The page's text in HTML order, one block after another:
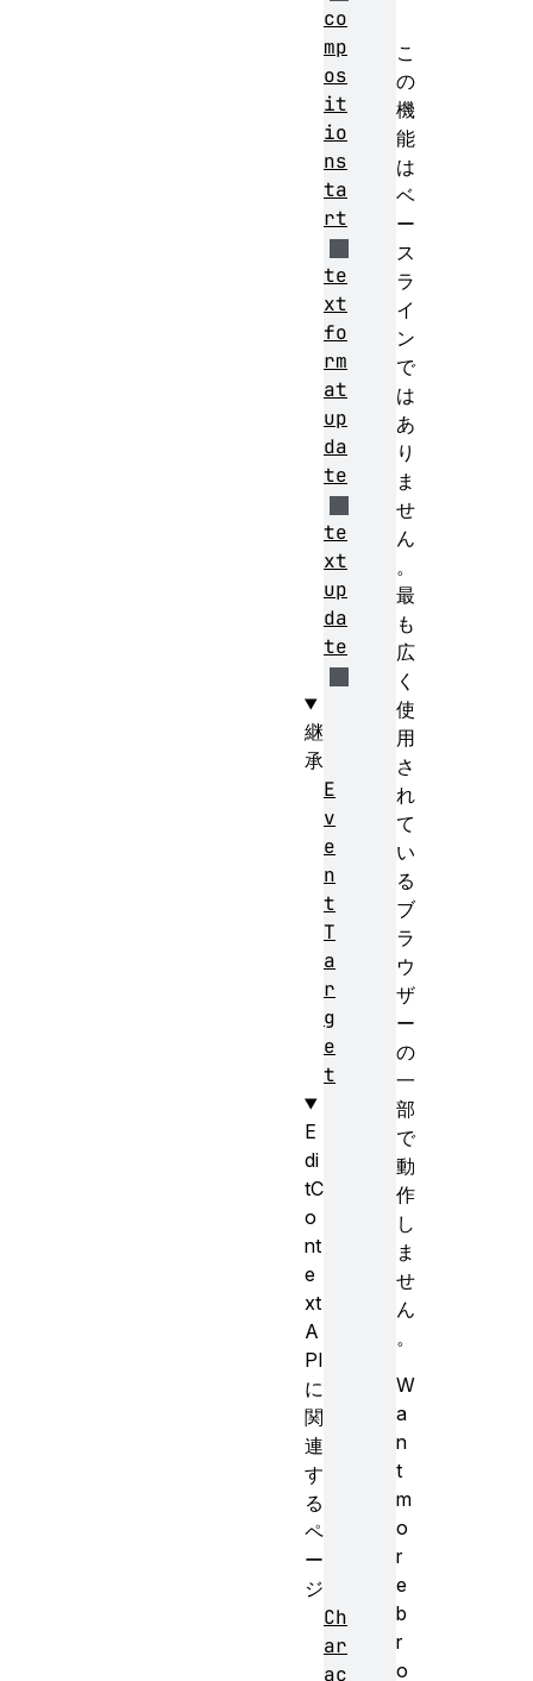
こ
の
機
能
は
ベ
ー
ス
ラ
イ
ン
で
は
あ
り
ま
せ
ん
。
最
も
広
く
使
用
さ
れ
て
い
る
ブ
ラ
ウ
ザ
ー
の
一
部
で
動
作
し
ま
せ
ん
。
W
a
n
t
m
o
r
e
b
r
o
co
mp
os
it
io
ns
ta
rt
te
xt
fo
rm
at
up
da
te
te
xt
up
da
te
継
承
E
v
e
n
t
T
a
r
g
e
t
E
di
tC
o
nt
e
xt
A
PI
に
関
連
す
る
ペ
ー
ジ
Ch
ar
ac